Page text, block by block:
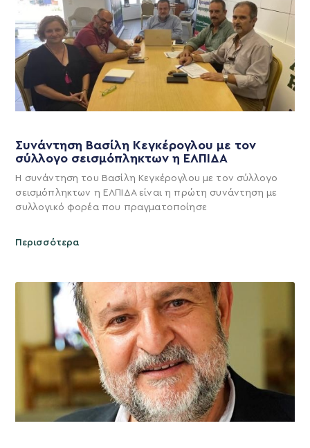
Συνάντηση Βασίλη Κεγκέρογλου με τον
σύλλογο σεισμόπληκτων η ΕΛΠΙΔΑ
Η συνάντηση του Βασίλη Κεγκέρογλου με τον σύλλογο
σεισμόπληκτων η ΕΛΠΙΔΑ είναι η πρώτη συνάντηση με
συλλογικό φορέα που πραγματοποίησε
Περισσότερα